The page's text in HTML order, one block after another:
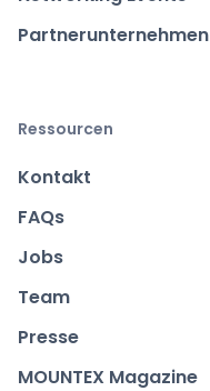
Partnerunternehmen
Ressourcen
Kontakt
FAQs
Jobs
Team
Presse
MOUNTEX Magazine